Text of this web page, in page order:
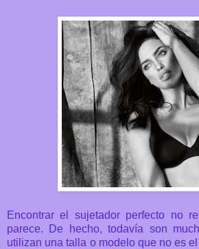
Encontrar el sujetador perfecto no
parece. De hecho, todavía son
utilizan una talla o modelo que no es